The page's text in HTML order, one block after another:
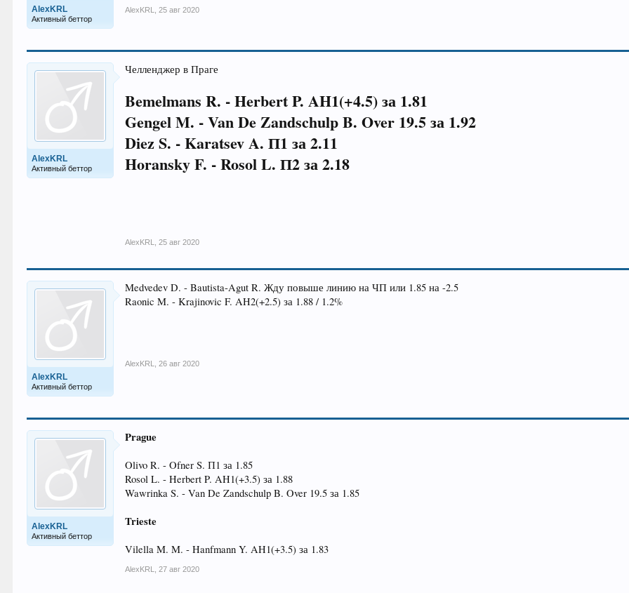
AlexKRL
Активный беттор
AlexKRL 25 авг 2020
AlexKRL
Активный беттор
Челленджер в Праге
Bemelmans R. - Herbert P. AH1(+4.5) за 1.81
Gengel M. - Van De Zandschulp B. Over 19.5 за 1.92
Diez S. - Karatsev A. П1 за 2.11
Horansky F. - Rosol L. П2 за 2.18
AlexKRL
25 авг 2020
AlexKRL
Активный беттор
Medvedev D. - Bautista-Agut R. Жду повыше линию на ЧП или 1.85 на -2.5
Raonic M. - Krajinovic F. AH2(+2.5) за 1.88 / 1.2%
AlexKRL 26 авг 2020
AlexKRL
Активный беттор
Prague
Olivo R. - Ofner S. П1 за 1.85
Rosol L. - Herbert P. AH1(+3.5) за 1.88
Wawrinka S. - Van De Zandschulp B. Over 19.5 за 1.85
Trieste
Vilella M. M. - Hanfmann Y. AH1(+3.5) за 1.83
AlexKRL 27 авг 2020